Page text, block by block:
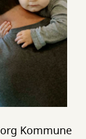
Kommune